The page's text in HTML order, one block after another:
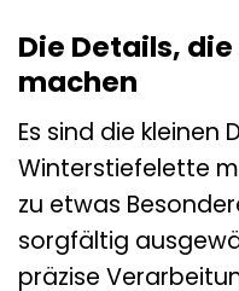
Die Details,
machen
Es sind die kleinen
Winterstiefelette
zu etwas
sorgfältig
präzise